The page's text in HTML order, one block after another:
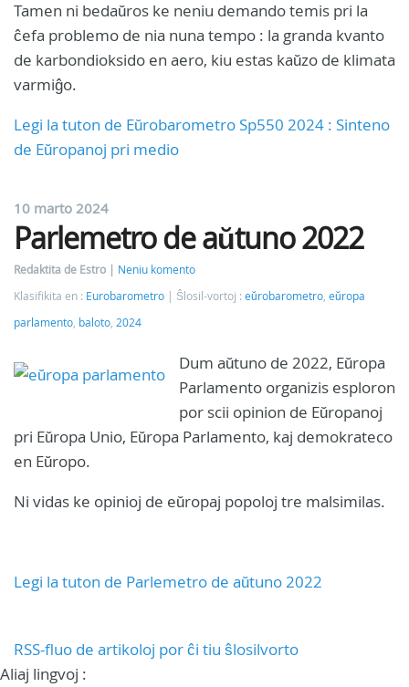
Tamen ni bedaŭros ke neniu demando temis pri la
ĉefa problemo de nia nuna tempo : la granda kvanto
de karbondioksido en aero, kiu estas kaŭzo de klimata
varmiĝo.
Legi la tuton de Eŭrobarometro Sp550 2024 : Sinteno
de Eŭropanoj pri medio
10 marto 2024
Parlemetro de aŭtuno 2022
Redaktita de Estro
Neniu komento
Klasifikita en : Eurobarometro Ŝlosil-vortoj : eŭrobarometro, eŭropa
parlamento, baloto, 2024
Dum aŭtuno de 2022, Eŭropa
Parlamento organizis esploron
por scii opinion de Eŭropanoj
pri Eŭropa Unio, Eŭropa Parlamento, kaj demokrateco
en Eŭropo.
Ni vidas ke opinioj de eŭropaj popoloj tre malsimilas.
Legi la tuton de Parlemetro de aŭtuno 2022
RSS-fluo de artikoloj por ĉi tiu ŝlosilvorto
Aliaj lingvoj :